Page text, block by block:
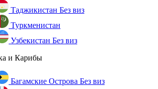
Таджикистан Без виз
Туркменистан
Узбекистан Без виз
и Карибы
Багамские Острова Без виз